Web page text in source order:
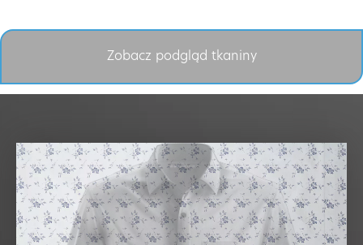
Zobacz podgląd tkaniny